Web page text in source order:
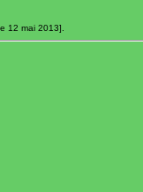
12 mai 2013].